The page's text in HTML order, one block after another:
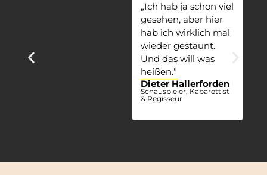
„Ich hab ja schon viel
gesehen, aber hier
hab ich wirklich mal
wieder gestaunt.
Und das will was
heißen.“
Dieter Hallerforden
Schauspieler, Kabarettist
& Regisseur